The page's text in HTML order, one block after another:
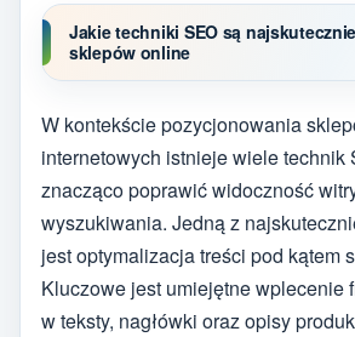
Jakie techniki SEO są
sklepów online
W kontekście pozycjonowania
internetowych istnieje wiele technik
znacząco poprawić widoczność
wyszukiwania. Jedną z
jest optymalizacja treści pod kątem
Kluczowe jest umiejętne wplecenie
w teksty, nagłówki oraz opisy